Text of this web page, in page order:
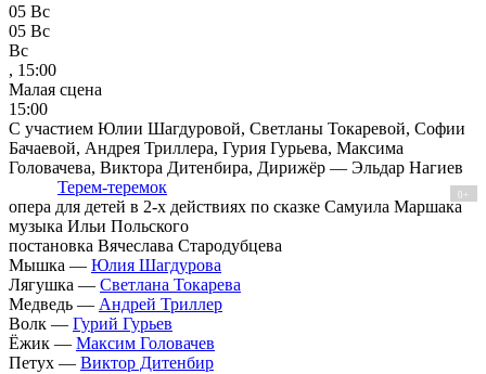
05 Вс
05 Вс
Вс
, 15:00
Малая сцена
15:00
С участием Юлии Шагдуровой, Светланы Токаревой, Софии
Бачаевой, Андрея Триллера, Гурия Гурьева, Максима
Головачева, Виктора Дитенбира, Дирижёр — Эльдар Нагиев
Терем-теремок
0+
опера для детей в 2-х действиях по сказке Самуила Маршака
музыка Ильи Польского
постановка Вячеслава Стародубцева
Мышка — Юлия Шагдурова
Лягушка — Светлана Токарева
Медведь — Андрей Триллер
Волк — Гурий Гурьев
Ёжик — Максим Головачев
Петух — Виктор Дитенбир